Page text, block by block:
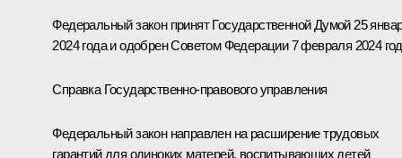
Федеральный закон принят Государственной Думой 25
2024 года и одобрен Советом Федерации 7 февраля 2024
Справка Государственно-правового управления
Федеральный закон направлен на расширение трудовых
гарантий для одиноких матерей, воспитывающих детей